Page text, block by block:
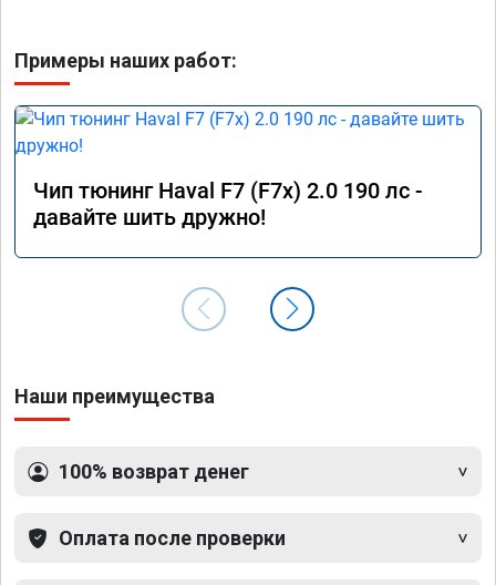
Примеры наших работ:
Чип тюнинг Haval F7 (F7x) 2.0 190 лс -
давайте шить дружно!
Наши преимущества
100% возврат денег
Оплата после проверки